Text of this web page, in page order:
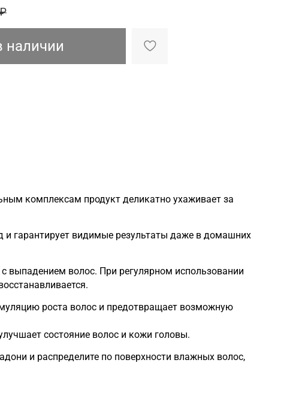
наличии
комплексам продукт деликатно ухаживает за
и гарантирует видимые результаты даже в домашних
выпадением волос. При регулярном использовании
роста волос и предотвращает возможную
состояние волос и кожи головы.
и распределите по поверхности влажных волос,